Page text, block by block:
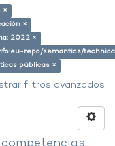
×
×
2022 ×
repo/semantics/
públicas ×
filtros avanzados